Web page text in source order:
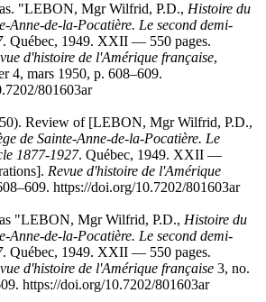
"LEBON, Mgr Wilfrid, P.D., Histoire du
Anne-de-la-Pocatière. Le second demi-
. Québec, 1949. XXII — 550 pages.
d'histoire de l'Amérique française,
4, mars 1950, p. 608–609.
801603ar
Review of [LEBON, Mgr Wilfrid, P.D.,
de Sainte-Anne-de-la-Pocatière. Le
1877-1927. Québec, 1949. XXII —
Revue d'histoire de l'Amérique
https://doi.org/10.7202/801603ar
"LEBON, Mgr Wilfrid, P.D., Histoire du
Anne-de-la-Pocatière. Le second demi-
. Québec, 1949. XXII — 550 pages.
d'histoire de l'Amérique française 3, no.
https://doi.org/10.7202/801603ar